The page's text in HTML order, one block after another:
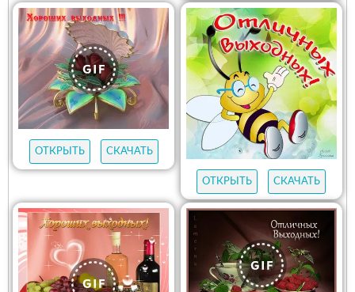
ОТКРЫТЬ СКАЧАТЬ
ОТКРЫТЬ СКАЧАТЬ